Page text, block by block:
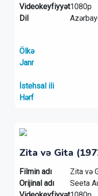
Videokeyfiyyət1080p
Dil
Ölkə
Janr
İstehsal ili
Hərf
Zita və Gita
Filmin adı
Zita və
Orijinal adı
Seeta